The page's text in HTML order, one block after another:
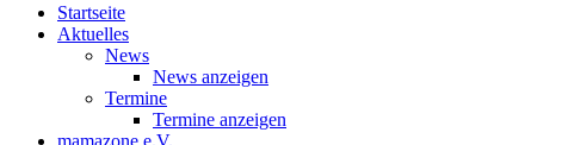
Startseite
Aktuelles
News
News anzeigen
Termine
Termine anzeigen
mamazone e.V.